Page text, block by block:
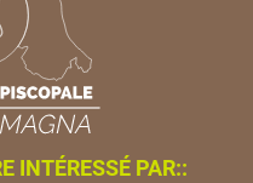
INTÉRESSÉ PAR::